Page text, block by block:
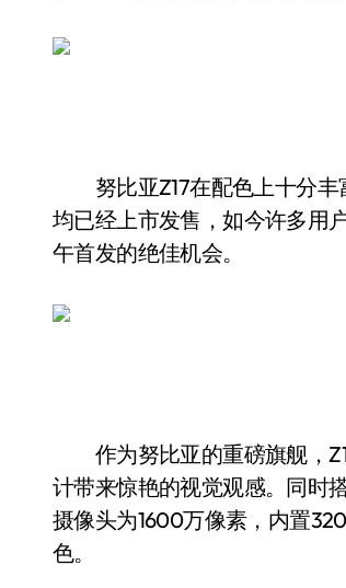
努比亚Z17在配色上十分丰
均已经上市发售，如今许多用
午首发的绝佳机会。
作为努比亚的重磅旗舰，
计带来惊艳的视觉观感。同时
摄像头为1600万像素，内置
色。